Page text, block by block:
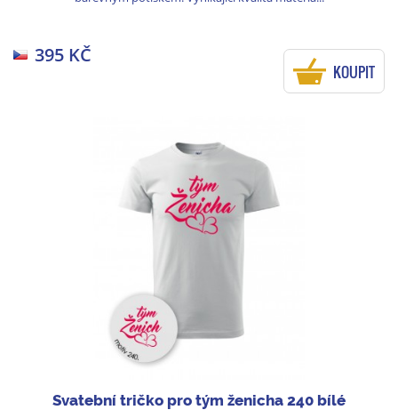
395 KČ
KOUPIT
Svatební tričko pro tým ženicha 240 bílé